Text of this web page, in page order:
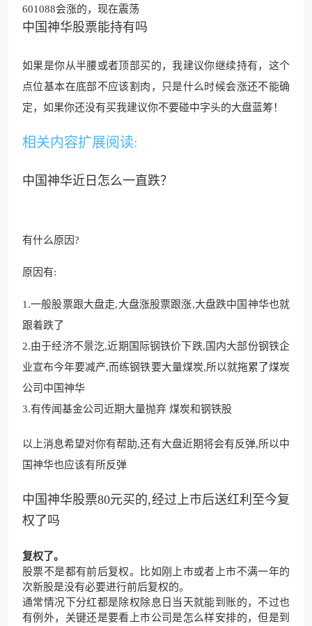
601088会涨的，现在震荡
中国神华股票能持有吗
如果是你从半腰或者顶部买的，我建议你继续持有，这个
点位基本在底部不应该割肉，只是什么时候会涨还不能确
定，如果你还没有买我建议你不要碰中字头的大盘蓝筹！
相关内容扩展阅读:
中国神华近日怎么一直跌？
有什么原因?
原因有:
1.一般股票跟大盘走,大盘涨股票跟涨,大盘跌中国神华也就
跟着跌了
2.由于经济不景汔,近期国际钢铁价下跌,国内大部份钢铁企
业宣布今年要减产,而练钢铁要大量煤炭,所以就拖累了煤炭
公司中国神华
3.有传闻基金公司近期大量抛弃 煤炭和钢铁股
以上消息希望对你有帮助,还有大盘近期将会有反弹,所以中
国神华也应该有所反弹
中国神华股票80元买的,经过上市后送红利至今复
权了吗
复权了。
股票不是都有前后复权。比如刚上市或者上市不满一年的
次新股是没有必要进行前后复权的。
通常情况下分红都是除权除息日当天就能到账的，不过也
有例外，关键还是要看上市公司是怎么样安排的，但是到